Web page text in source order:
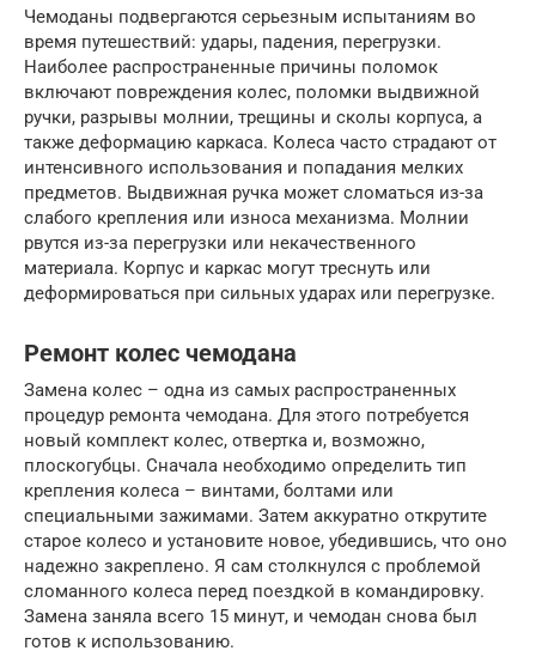
Чемоданы подвергаются серьезным испытаниям во
время путешествий: удары, падения, перегрузки.
Наиболее распространенные причины поломок
включают повреждения колес, поломки выдвижной
ручки, разрывы молнии, трещины и сколы корпуса, а
также деформацию каркаса. Колеса часто страдают от
интенсивного использования и попадания мелких
предметов. Выдвижная ручка может сломаться из-за
слабого крепления или износа механизма. Молнии
рвутся из-за перегрузки или некачественного
материала. Корпус и каркас могут треснуть или
деформироваться при сильных ударах или перегрузке.
Ремонт колес чемодана
Замена колес – одна из самых распространенных
процедур ремонта чемодана. Для этого потребуется
новый комплект колес, отвертка и, возможно,
плоскогубцы. Сначала необходимо определить тип
крепления колеса – винтами, болтами или
специальными зажимами. Затем аккуратно открутите
старое колесо и установите новое, убедившись, что оно
надежно закреплено. Я сам столкнулся с проблемой
сломанного колеса перед поездкой в командировку.
Замена заняла всего 15 минут, и чемодан снова был
готов к использованию.